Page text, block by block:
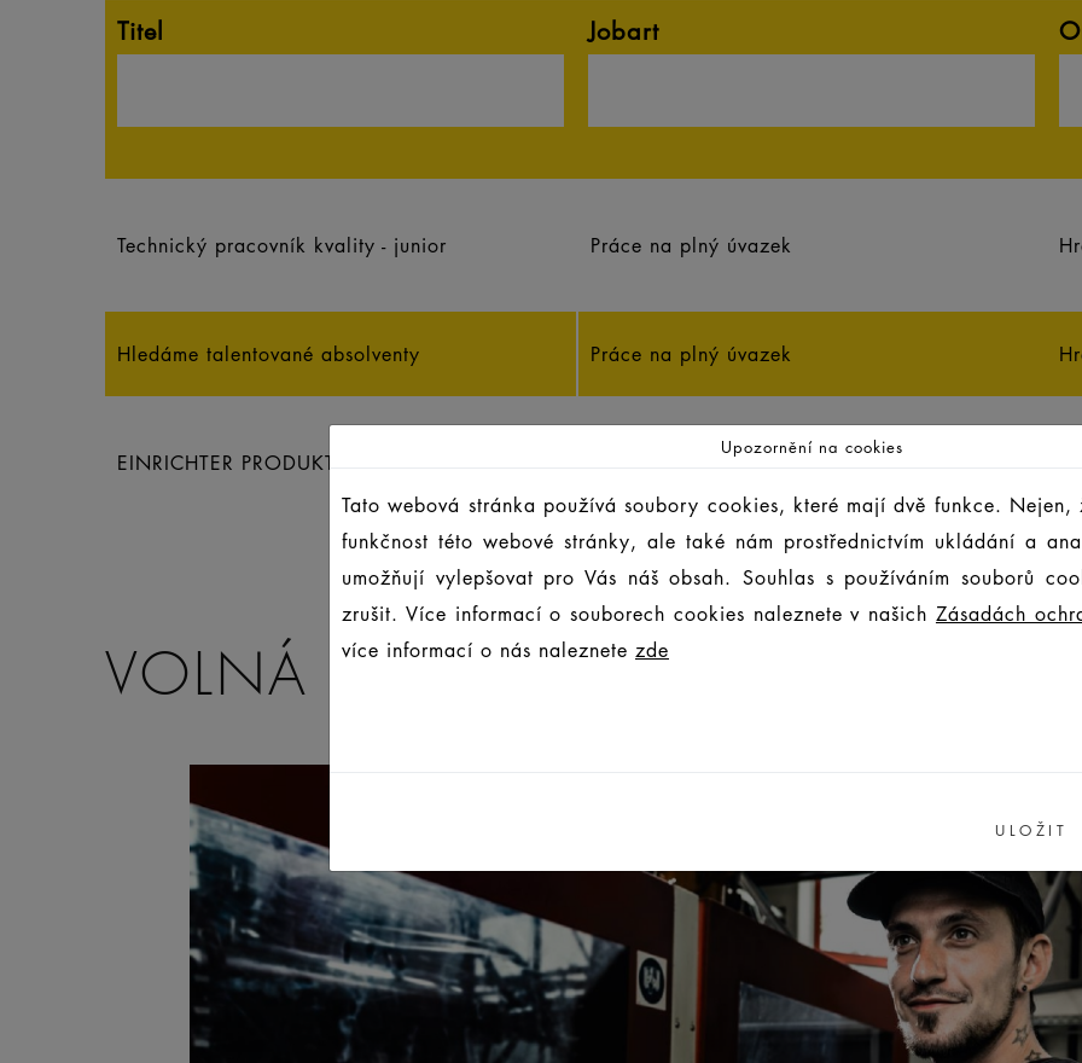
Titel Jobart
Technický pracovník kvality - junior Práce na plný úvazek
Hledáme talentované absolventy Práce na plný úvazek
EINRICHTER PRODUKTION
VOLNÁ PRACOVNÍ MÍSTA
Upozornění na cookies
Tato webová stránka používá soubory cookies, které mají dvě funkce.
funkčnost této webové stránky, ale také nám prostřednictvím ukládání a
umožňují vylepšovat pro Vás náš obsah. Souhlas s používáním souborů
zrušit. Více informací o souborech cookies naleznete v našich Zásadách
více informací o nás naleznete zde
ULOŽIT